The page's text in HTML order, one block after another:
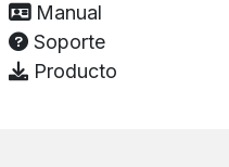
Manual
Soporte
Producto